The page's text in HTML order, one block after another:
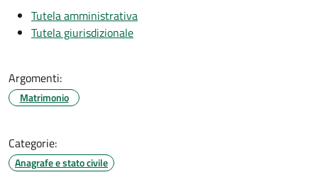
Tutela amministrativa
Tutela giurisdizionale
Argomenti:
Matrimonio
Categorie:
Anagrafe e stato civile